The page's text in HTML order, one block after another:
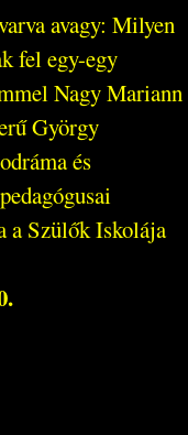
avagy: Milyen
fel egy-egy
Nagy Mariann
György
és
a Szülők Iskolája